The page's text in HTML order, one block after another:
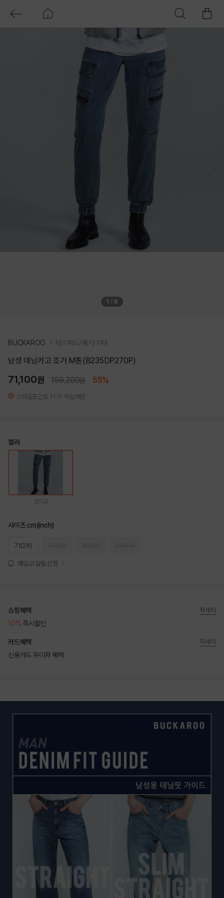
1 / 8
BUCKAROO 테이퍼드/배기/기타
남성 데님카고 조거 M톤(B235DP270P)
71,100원 159,200원 55%
스타일포인트 711P 적립예정
컬러
인디고
사이즈 cm(inch)
71(28)
재입고 알림 신청
쇼핑혜택
10% 즉시할인
자세히
카드혜택
신용카드 무이자 혜택
자세히